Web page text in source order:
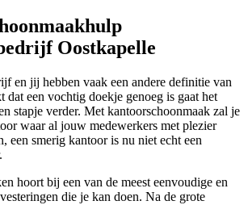
Oostkapelle
en jij hebben vaak een andere definitie van
dat een vochtig doekje genoeg is gaat het
stapje verder. Met kantoorschoonmaak zal je
waar al jouw medewerkers met plezier
een smerig kantoor is nu niet echt een
hoort bij een van de meest eenvoudige en
die je kan doen. Na de grote